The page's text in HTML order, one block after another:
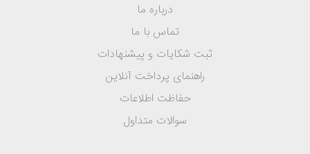
درباره ما
تماس با ما
ثبت شکایات و پیشنهادات
راهنمای پرداخت آنلاین
حفاظت اطلاعات
سوالات متداول